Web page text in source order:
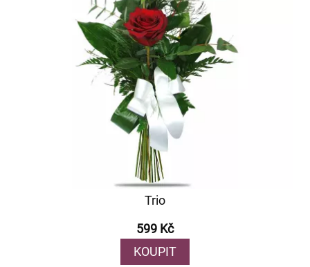
Trio
599 Kč
KOUPIT